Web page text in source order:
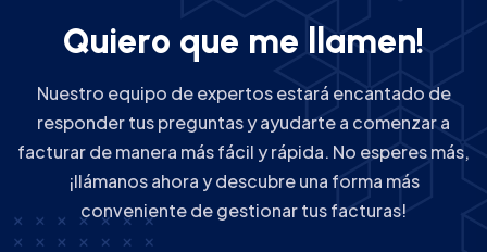
Quiero que me amen!
Nuestro equipo de expertos estará encantado de
responder tus preguntas y ayudarte a comenzar a
facturar de manera más fácil y rápida. No esperes más,
¡llámanos ahora y descubre una forma más
conveniente de gestionar tus facturas!